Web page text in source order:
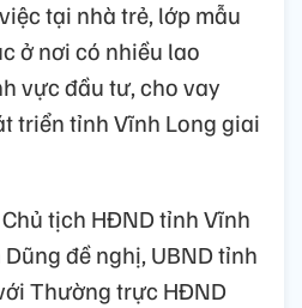
tại nhà trẻ, lớp mẫu
ở nơi có nhiều lao
vực đầu tư, cho vay
triển tỉnh Vĩnh Long giai
tịch HĐND tỉnh Vĩnh
đề nghị, UBND tỉnh
Thường trực HĐND